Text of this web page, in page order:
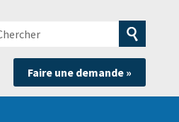
Soumettre
la
recherche
Faire une demande »